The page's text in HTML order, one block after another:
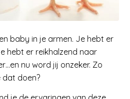
baby in je armen. Je hebt er
hebt er reikhalzend naar
nu word jij onzeker. Zo
dat doen?